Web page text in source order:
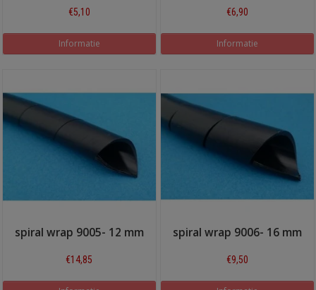
€5,10
Informatie
€6,90
Informatie
spiral wrap 9005- 12 mm
€14,85
spiral wrap 9006- 16 mm
€9,50